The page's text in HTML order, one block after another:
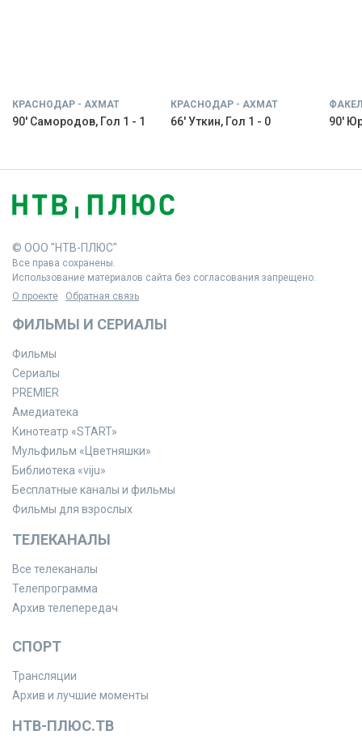
КРАСНОДАР - АХМАТ
90' Самородов, Гол 1 - 1
КРАСНОДАР - АХМАТ
66' Уткин, Гол 1 - 0 90'
© ООО "НТВ-ПЛЮС"
Все права сохранены.
Использование материалов сайта без согласования запрещено.
О проекте
Обратная связь
ФИЛЬМЫ И СЕРИАЛЫ
Фильмы
Сериалы
PREMIER
Амедиатека
Кинотеатр «START»
Мульфильм «Цветняшки»
Библиотека «viju»
Бесплатные каналы и фильмы
Фильмы для взрослых
ТЕЛЕКАНАЛЫ
Все телеканалы
Телепрограмма
Архив телепередач
СПОРТ
Трансляции
Архив и лучшие моменты
НТВ-ПЛЮС.ТВ